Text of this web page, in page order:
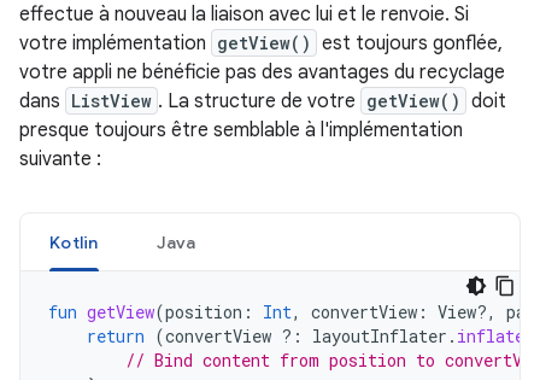
effectue à nouveau la liaison avec lui et le renvoie. Si
votre implémentation getView() est toujours gonflée,
votre appli ne bénéficie pas des avantages du recyclage
dans ListView . La structure de votre getView() doit
presque toujours être semblable à l'implémentation
suivante :
Kotlin Java
fun getView(position : Int, convertView : View?,
return (convertView ?: layoutInflater . inflate
// Bind content from position to